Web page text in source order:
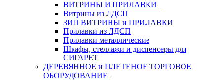
ВИТРИНЫ И ПРИЛАВКИ
Витрины из ЛДСП
ЗИП ВИТРИНЫ и ПРИЛАВКИ
Прилавки из ЛДСП
Прилавки металлические
Шкафы, стеллажи и диспенсеры для
СИГАРЕТ
ДЕРЕВЯННОЕ и ПЛЕТЕНОЕ ТОРГОВОЕ
ОБОРУДОВАНИЕ